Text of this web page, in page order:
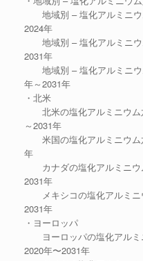
地域別 – 塩化アルミニウ
2024年
地域別 – 塩化アルミニウ
2031年
地域別 – 塩化アルミニウ
年～2031年
・北米
北米の塩化アルミニウム
～2031年
米国の塩化アルミニウム
年
カナダの塩化アルミニウ
2031年
メキシコの塩化アルミニ
2031年
・ヨーロッパ
ヨーロッパの塩化アルミ
2020年〜2031年